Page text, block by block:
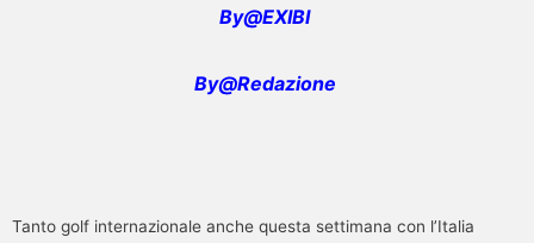
By@EXIBI
By@Redazione
Tanto golf internazionale anche questa settimana con l’Italia